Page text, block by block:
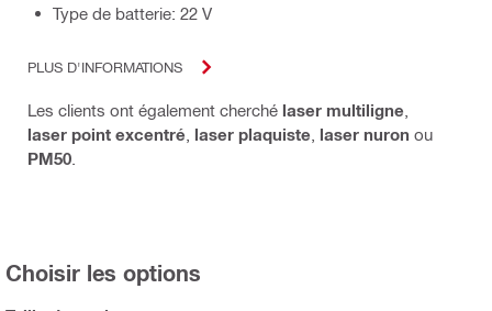
Type de batterie: 22 V
PLUS D'INFORMATIONS
Les clients ont également cherché laser multiligne
laser point excentré laser plaquiste laser nuron ou
PM50
Choisir les options